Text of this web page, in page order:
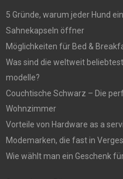
5 Gründe, warum jeder Hund
Sahnekapseln öffner
Möglichkeiten für Bed &
Was sind die weltweit
modelle?
Couchtische Schwarz – Die
Wohnzimmer
Vorteile von Hardware as a
Modemarken, die fast in
Wie wählt man ein Geschenk